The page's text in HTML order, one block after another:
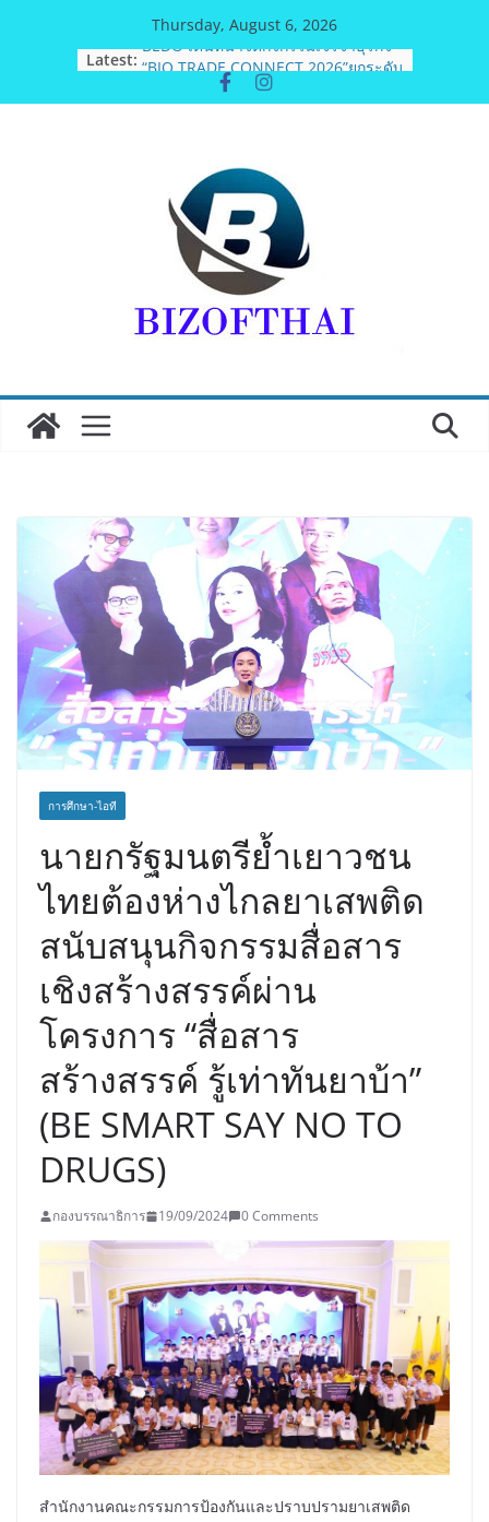
Thursday, August 6, 2026
Latest: BEDO เดินหน้าจัดกิจกรรมเจรจาธุรกิจ
“BIO TRADE CONNECT 2026”ยกระดับ
ผลิตภัณฑ์ท้องถิ่นสู่ตลาดเชิงพาณิชย์
ทธิฯ”รวมพลงาน “สิงห์สะพานปลา” คืน
ถิ่น 8 ส.ค.นี้
“นายกแก้ว”จากยูยิตสูชนะขาดนั่งบอร์ด
การกีฬาเป็นสมัยที่สอง
เครือข่ายลดบริโภคเค็ม ผลิตกิจกรรมสื่อ
สร้างสรรค์บทเพลงรณรงค์เครือข่ายลด
เค็ม ชื่อเพลง “ด้วยความห่วงไต”
มูลนิธิกองทุนนิยมไทย จับมือ กระทรวง
วัฒนธรรม แถลงเปิดตัวโครงการ
การศึกษา-ไอที
นายกรัฐมนตรีย้ำเยาวชน
ไทยต้องห่างไกลยาเสพติด
สนับสนุนกิจกรรมสื่อสาร
เชิงสร้างสรรค์ผ่าน
โครงการ “สื่อสาร
สร้างสรรค์ รู้เท่าทันยาบ้า”
(BE SMART SAY NO TO
DRUGS)
กองบรรณาธิการ 19/09/2024 0 Comments
สำนักงานคณะกรรมการป้องกันและปราบปรามยาเสพติด